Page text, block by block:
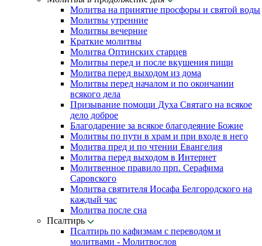
Молитва на принятие просфоры и святой воды
Молитвы утренние
Молитвы вечерние
Краткие молитвы
Молитва Оптинских старцев
Молитвы перед и после вкушения пищи
Молитва перед выходом из дома
Молитвы перед началом и по окончании
всякого дела
Призывание помощи Духа Святаго на всякое
дело доброе
Благодарение за всякое благодеяние Божие
Молитвы по пути в храм и при входе в него
Молитва пред и по чтении Евангелия
Молитва перед выходом в Интернет
Молитвенное правило прп. Серафима
Саровского
Молитва святителя Иосафа Белгородского на
каждый час
Молитва после сна
Псалтирь
Псалтирь по кафизмам с переводом и
молитвами - Молитвослов